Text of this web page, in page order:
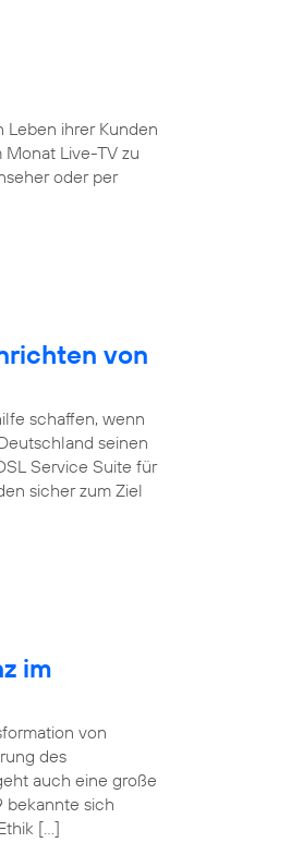
Leben ihrer Kunden
Live-TV zu
oder per
von
schaffen, wenn
seinen
Service Suite für
sicher zum Ziel
im
von
des
auch eine große
bekannte sich
[…]